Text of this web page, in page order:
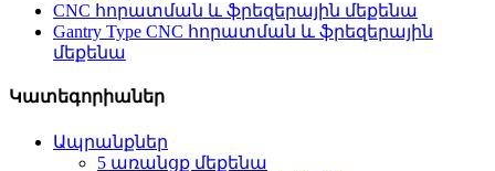
CNC հորատման և ֆրեզերային մեքենա
Gantry Type CNC հորատման և ֆրեզերային
մեքենա
Կատեգորիաներ
Ապրանքներ
5 առանցք մեքենա